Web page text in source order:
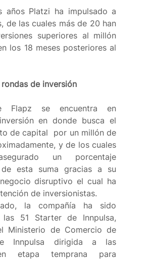
años Platzi ha impulsado a
de las cuales más de 20 han
superiores al millón
los 18 meses posteriores al
de inversión
Flapz se encuentra en
en donde busca el
de capital  por un millón de
y de los cuales
un porcentaje
esta suma gracias a su
disruptivo el cual ha
de inversionistas.
la compañía ha sido
las 51 Starter de Innpulsa,
Ministerio de Comercio de
Innpulsa dirigida a las
etapa temprana para